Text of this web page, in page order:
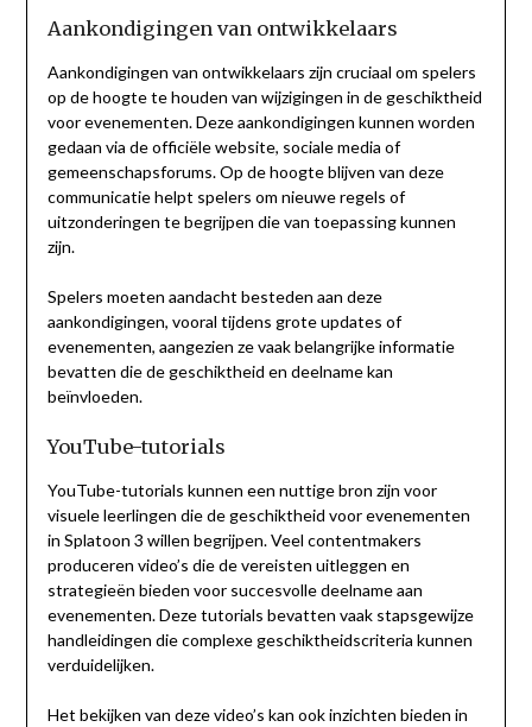
Aankondigingen van ontwikkelaars
Aankondigingen van ontwikkelaars zijn cruciaal om spelers
op de hoogte te houden van wijzigingen in de geschiktheid
voor evenementen. Deze aankondigingen kunnen worden
gedaan via de officiële website, sociale media of
gemeenschapsforums. Op de hoogte blijven van deze
communicatie helpt spelers om nieuwe regels of
uitzonderingen te begrijpen die van toepassing kunnen
zijn.
Spelers moeten aandacht besteden aan deze
aankondigingen, vooral tijdens grote updates of
evenementen, aangezien ze vaak belangrijke informatie
bevatten die de geschiktheid en deelname kan
beïnvloeden.
YouTube-tutorials
YouTube-tutorials kunnen een nuttige bron zijn voor
visuele leerlingen die de geschiktheid voor evenementen
in Splatoon 3 willen begrijpen. Veel contentmakers
produceren video’s die de vereisten uitleggen en
strategieën bieden voor succesvolle deelname aan
evenementen. Deze tutorials bevatten vaak stapsgewijze
handleidingen die complexe geschiktheidscriteria kunnen
verduidelijken.
Het bekijken van deze video’s kan ook inzichten bieden in